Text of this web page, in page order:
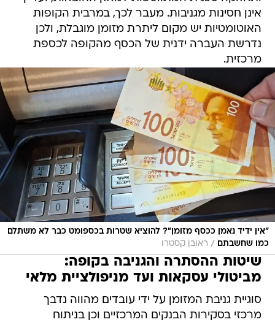
אינן חסינות מגניבות. מעבר לכך, במרבית הקופות
האוטומטיות יש מקום ליתרת מזומן מוגבלת, ולכן
נדרשת העברה ידנית של הכסף מהקופה לכספת
מרכזית.
"אין ידיד נאמן ככסף מזומן"? להוציא שטרות בכספומט כבר לא משתלם
כמו שחשבתם
/ ראובן קסטרו
שיטות ההסתרה והגניבה בקופה:
מביטולי עסקאות ועד מניפולציית מלאי
סוגיית גניבת המזומן על ידי עובדים מהווה נדבך
מרכזי בסקירות הבנקים המרכזיים וכן בניתוח